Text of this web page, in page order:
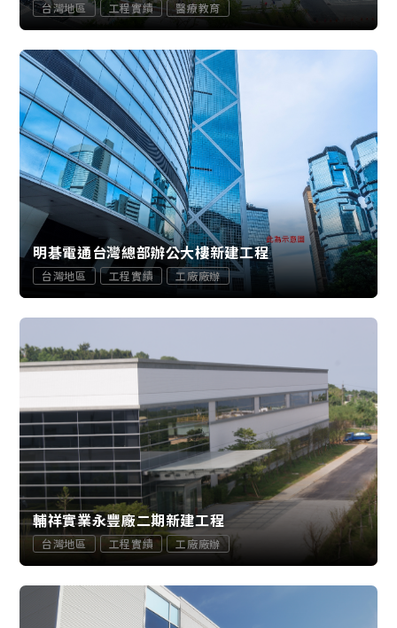
台灣地區 工程實績 醫療教育
明碁電通台灣總部辦公大樓新建工程
台灣地區 工程實績 工廠廠辦
輔祥實業永豐廠二期新建工程
台灣地區 工程實績 工廠廠辦